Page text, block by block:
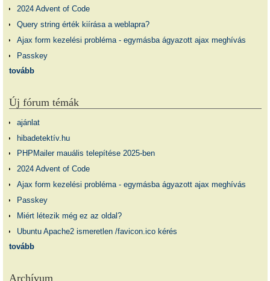
2024 Advent of Code
Query string érték kiírása a weblapra?
Ajax form kezelési probléma - egymásba ágyazott ajax meghívás
Passkey
tovább
Új fórum témák
ajánlat
hibadetektív.hu
PHPMailer mauális telepítése 2025-ben
2024 Advent of Code
Ajax form kezelési probléma - egymásba ágyazott ajax meghívás
Passkey
Miért létezik még ez az oldal?
Ubuntu Apache2 ismeretlen /favicon.ico kérés
tovább
Archívum